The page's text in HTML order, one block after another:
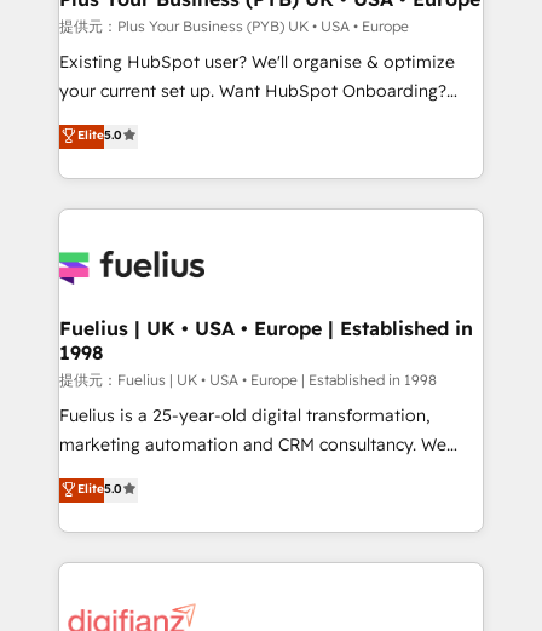
enterprise and growth-led companies across
technology, professional services, financial services
and industrial sectors. Offices in Johannesburg, Cape
implementations delivered. AI visibility coverage
across ChatGPT, Claude, Perplexity, Gemini and
Innovation HubSpot Impact Award - Platform
Migration Excellence HubSpot Impact Award -
professionals.
提供元：Plus Your Business (PYB) UK • USA • Europe
Existing HubSpot user? We'll organise & optimize
your current set up. Want HubSpot Onboarding?
We'll customise your CRM & automate your business
processes. Welcome to our Profile! We can help
with... • CRM implementation, reports & workflows,
and team training • CRM migration: Salesforce,
Custom API integrations A little about us... • Boutique
for Sales Hub, Marketing Hub, Service Hub, Data
Hub and Website (CMS) • ISO/IEC 27001:2022, ISO
9001:2015 and now... ISO 42001: 2023 certified •
Exclusive AI 'GuardHub' governance framework,
based on ISO 42001 - helping you 'organise
👈 '𝗖𝗼𝗻𝘁𝗮𝗰𝘁 𝗯𝘂𝘀𝗶𝗻𝗲𝘀𝘀' button to get in touch
(𝘸𝘦'𝘳𝘦 𝘴𝘶𝘱𝘦𝘳 𝘳𝘦𝘴𝘱𝘰𝘯𝘴𝘪𝘷𝘦)
Elite5.0
Fuelius | UK • USA • Europe | Established in
1998
提供元：Fuelius | UK • USA • Europe | Established in 1998
Fuelius is a 25-year-old digital transformation,
marketing automation and CRM consultancy. We
enable mid-market and enterprise clients to
maximise their return from digital and fuel their
growth. We modernise platforms, streamline
operations that are causing inefficiencies, improve
supercharge revenue operations Key services: • CRM
Elite5.0